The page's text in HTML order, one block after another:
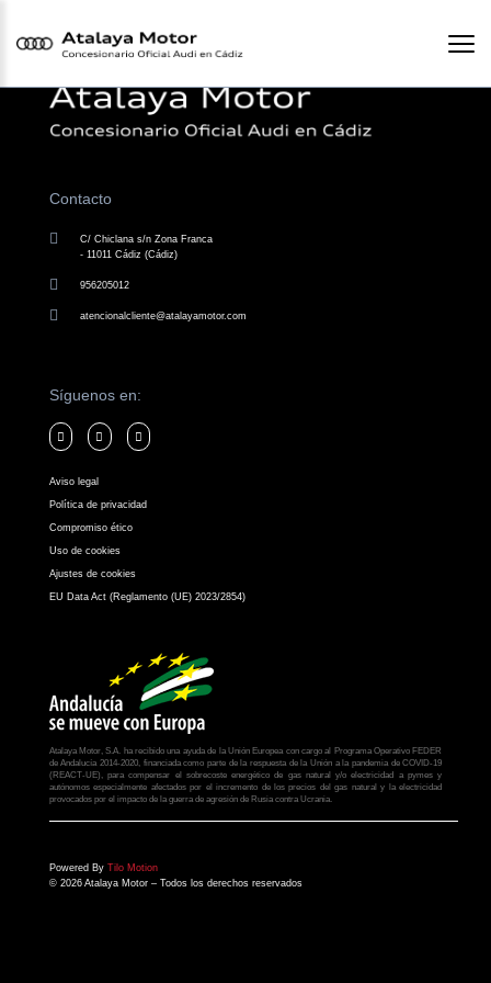
Contacto
C/ Chiclana s/n Zona Franca
- 11011 Cádiz (Cádiz)
956205012
atencionalcliente@atalayamotor.com
Síguenos en:
Aviso legal
Política de privacidad
Compromiso ético
Uso de cookies
Ajustes de cookies
EU Data Act (Reglamento (UE) 2023/2854)
Atalaya Motor, S.A. ha recibido una ayuda de la Unión Europea con cargo al Programa Operativo FEDER
de Andalucía 2014-2020, financiada como parte de la respuesta de la Unión a la pandemia de COVID-19
(REACT-UE), para compensar el sobrecoste energético de gas natural y/o electricidad a pymes y
autónomos especialmente afectados por el incremento de los precios del gas natural y la electricidad
provocados por el impacto de la guerra de agresión de Rusia contra Ucrania.
Powered By Tilo Motion
© 2026 Atalaya Motor – Todos los derechos reservados